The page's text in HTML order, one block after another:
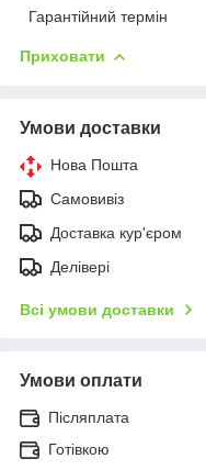
Гарантійний термін
Приховати
Умови доставки
Нова Пошта
Самовивіз
Доставка кур'єром
Делівері
Всі умови доставки
Умови оплати
Післяплата
Готівкою